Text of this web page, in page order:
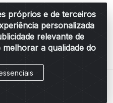
próprios e de terceiros
personalizada
relevante de
a qualidade do
LTDA - R: Rua
Alves, 876 - Santa
13.456-166 - CNPJ
0001-34